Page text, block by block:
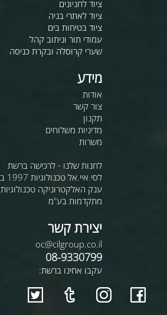
ציוד לחניונים
ציוד לאתרי בניה
ציוד בטיחות בים
עמודי תור וניתוב קהל
שערי קרוסלה ובקרת כניסה
מידע
אודות
צור קשר
תקנון
מדיניות משלוחים
משרות
לחנות שלנו - לרכישה ברשת
לסי.איי.אל טכנולוגיות 1997 בע"מ
ענק האלקטרוניקה טכנולוגיות
מתקדמות בע"מ
יצירת קשר
oc@cilgroup.co.il
08-9330799
עקבו אחינו ברשת: